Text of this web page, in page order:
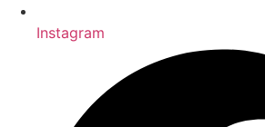
Instagram